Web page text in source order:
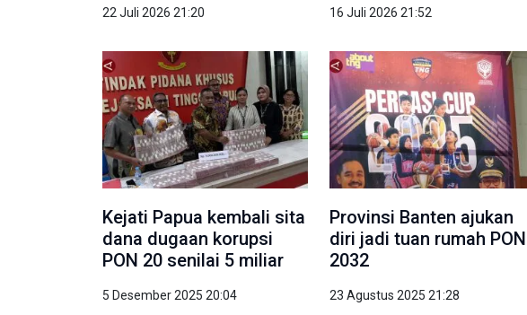
22 Juli 2026 21:20 16 Juli 2026 21:52
Kejati Papua kembali sita
dana dugaan korupsi
PON 20 senilai 5 miliar
5 Desember 2025 20:04
Provinsi Banten ajukan
diri jadi tuan rumah PON
2032
23 Agustus 2025 21:28